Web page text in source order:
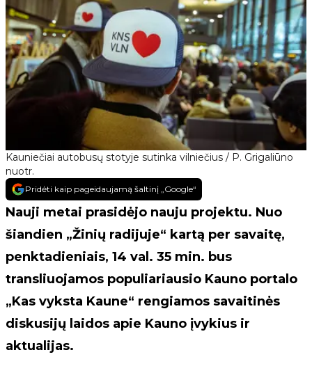
Kauniečiai autobusų stotyje sutinka vilniečius / P. Grigaliūno
nuotr.
Pridėti kaip pageidaujamą šaltinį „Google“
Nauji metai prasidėjo nauju projektu. Nuo
šiandien „Žinių radijuje“ kartą per savaitę,
penktadieniais, 14 val. 35 min. bus
transliuojamos populiariausio Kauno portalo
„Kas vyksta Kaune“ rengiamos savaitinės
diskusijų laidos apie Kauno įvykius ir
aktualijas.